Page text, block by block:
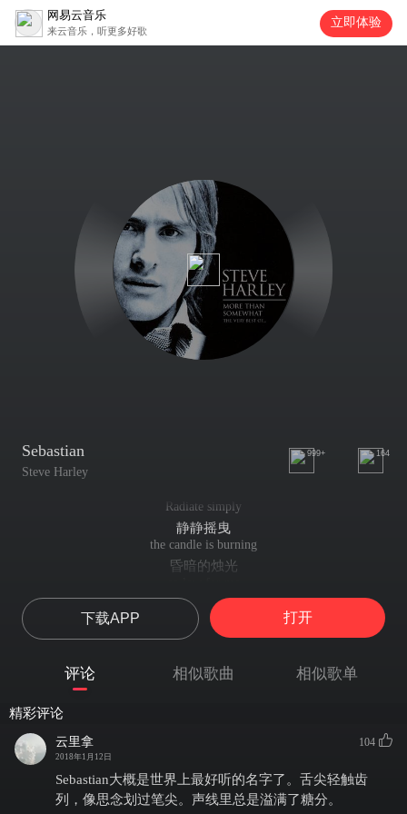
网易云音乐
来云音乐，听更多好歌
立即体验
Sebastian
Steve Harley
999+ 164
Radiate simply
静静摇曳
the candle is burning
昏暗的烛光
向我垂泪
Generate me limply
让我失去力气
无法回忆起
in a moment is suicide
仿佛是自杀
下载APP 打开
评论 相似歌曲 相似歌单
精彩评论
云里拿
2018年1月12日
104
Sebastian大概是世界上最好听的名字了。舌尖轻触齿
列，像思念划过笔尖。声线里总是溢满了糖分。